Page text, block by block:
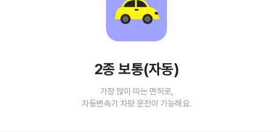
2종 보통(자동)
가장 많이 따는 면허로,
자동변속기 차량 운전이 가능해요.